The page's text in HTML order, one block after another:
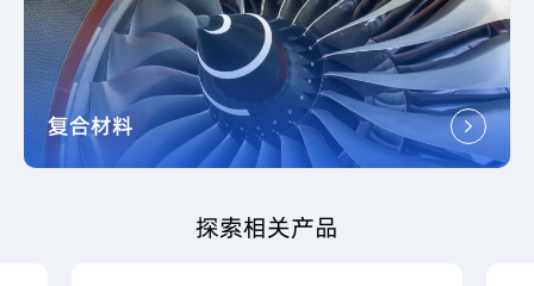
复合材料
探索相关产品